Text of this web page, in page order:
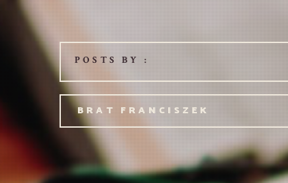
POSTS BY :
BRAT FRANCISZEK